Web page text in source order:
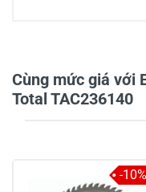
3
Cùng mức giá với
Total TAC236140
-10%